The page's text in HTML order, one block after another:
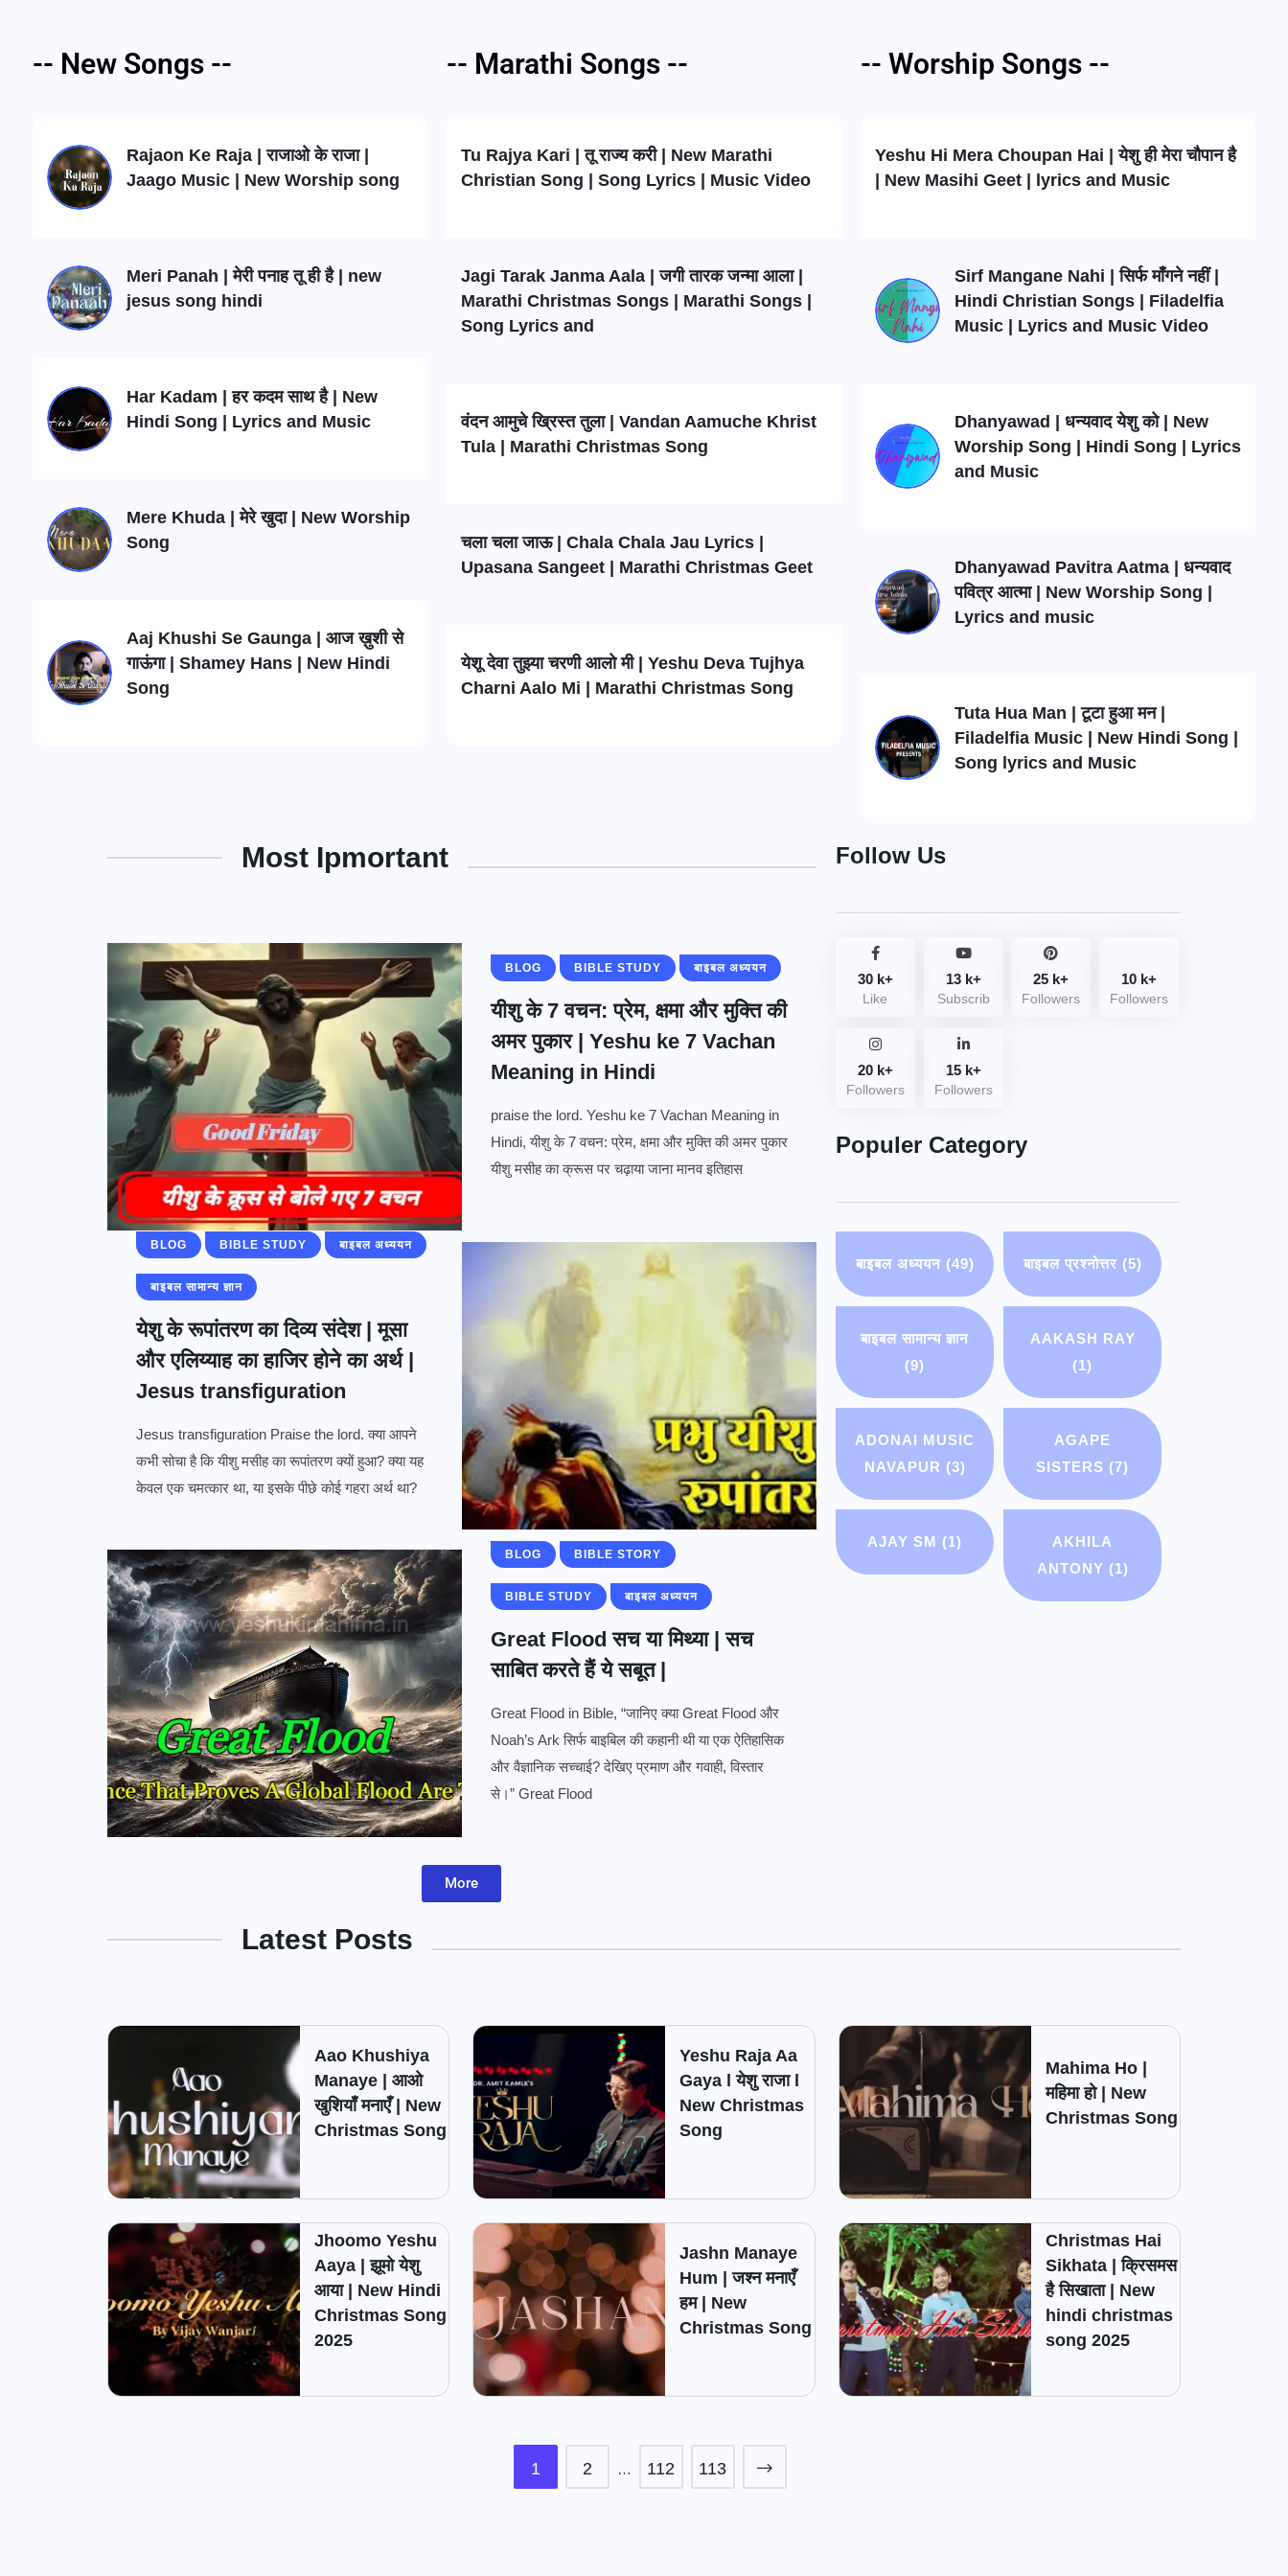
-- New Songs --
Rajaon Ke Raja | राजाओ के राजा |
Jaago Music | New Worship song
Meri Panah | मेरी पनाह तू ही है | new
jesus song hindi
Har Kadam | हर कदम साथ है | New
Hindi Song | Lyrics and Music
Mere Khuda | मेरे खुदा | New Worship
Song
Aaj Khushi Se Gaunga | आज ख़ुशी से
गाऊंगा | Shamey Hans | New Hindi
Song
-- Marathi Songs --
Tu Rajya Kari | तू राज्य करी | New Marathi
Christian Song | Song Lyrics | Music Video
Jagi Tarak Janma Aala | जगी तारक जन्मा आला |
Marathi Christmas Songs | Marathi Songs |
Song Lyrics and
वंदन आमुचे ख्रिस्त तुला | Vandan Aamuche Khrist
Tula | Marathi Christmas Song
चला चला जाऊ | Chala Chala Jau Lyrics |
Upasana Sangeet | Marathi Christmas Geet
येशू देवा तुझ्या चरणी आलो मी | Yeshu Deva Tujhya
Charni Aalo Mi | Marathi Christmas Song
-- Worship Songs --
Yeshu Hi Mera Choupan Hai | येशु ही मेरा चौपान है
| New Masihi Geet | lyrics and Music
Sirf Mangane Nahi | सिर्फ माँगने नहीं |
Hindi Christian Songs | Filadelfia
Music | Lyrics and Music Video
Dhanyawad | धन्यवाद येशु को | New
Worship Song | Hindi Song | Lyrics
and Music
Dhanyawad Pavitra Aatma | धन्यवाद
पवित्र आत्मा | New Worship Song |
Lyrics and music
Tuta Hua Man | टूटा हुआ मन |
Filadelfia Music | New Hindi Song |
Song lyrics and Music
Most Ipmortant
BLOG BIBLE STUDY बाइबल अध्ययन
यीशु के 7 वचन: प्रेम, क्षमा और मुक्ति की
अमर पुकार | Yeshu ke 7 Vachan
Meaning in Hindi
praise the lord. Yeshu ke 7 Vachan Meaning in
Hindi, यीशु के 7 वचन: प्रेम, क्षमा और मुक्ति की अमर पुकार
यीशु मसीह का क्रूस पर चढ़ाया जाना मानव इतिहास
BLOG BIBLE STUDY बाइबल अध्ययन
बाइबल सामान्य ज्ञान
येशु के रूपांतरण का दिव्य संदेश | मूसा
और एलिय्याह का हाजिर होने का अर्थ |
Jesus transfiguration
Jesus transfiguration Praise the lord. क्या आपने
कभी सोचा है कि यीशु मसीह का रूपांतरण क्यों हुआ? क्या यह
केवल एक चमत्कार था, या इसके पीछे कोई गहरा अर्थ था?
BLOG BIBLE STORY
BIBLE STUDY बाइबल अध्ययन
Great Flood सच या मिथ्या | सच
साबित करते हैं ये सबूत |
Great Flood in Bible, “जानिए क्या Great Flood और
Noah’s Ark सिर्फ बाइबिल की कहानी थी या एक ऐतिहासिक
और वैज्ञानिक सच्चाई? देखिए प्रमाण और गवाही, विस्तार
से।” Great Flood
More
Follow Us
30 k+
Like
13 k+
Subscrib
25 k+
Followers
10 k+
Followers
20 k+
Followers
15 k+
Followers
Populer Category
बाइबल अध्ययन (49) बाइबल प्रश्नोत्तर (5)
बाइबल सामान्य ज्ञान
(9)
AAKASH RAY
(1)
ADONAI MUSIC
NAVAPUR (3)
AGAPE
SISTERS (7)
AJAY SM (1)
AKHILA
ANTONY (1)
Latest Posts
Aao Khushiya
Manaye | आओ
खुशियाँ मनाएँ | New
Christmas Song
Yeshu Raja Aa
Gaya l येशु राजा l
New Christmas
Song
Mahima Ho |
महिमा हो | New
Christmas Song
Jhoomo Yeshu
Aaya | झूमो येशु
आया | New Hindi
Christmas Song
2025
Jashn Manaye
Hum | जश्न मनाएँ
हम | New
Christmas Song
Christmas Hai
Sikhata | क्रिसमस
है सिखाता | New
hindi christmas
song 2025
1 2 … 112 113